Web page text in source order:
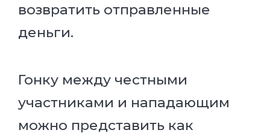
возвратить отправленные
деньги.
Гонку между честными
участниками и нападающим
можно представить как